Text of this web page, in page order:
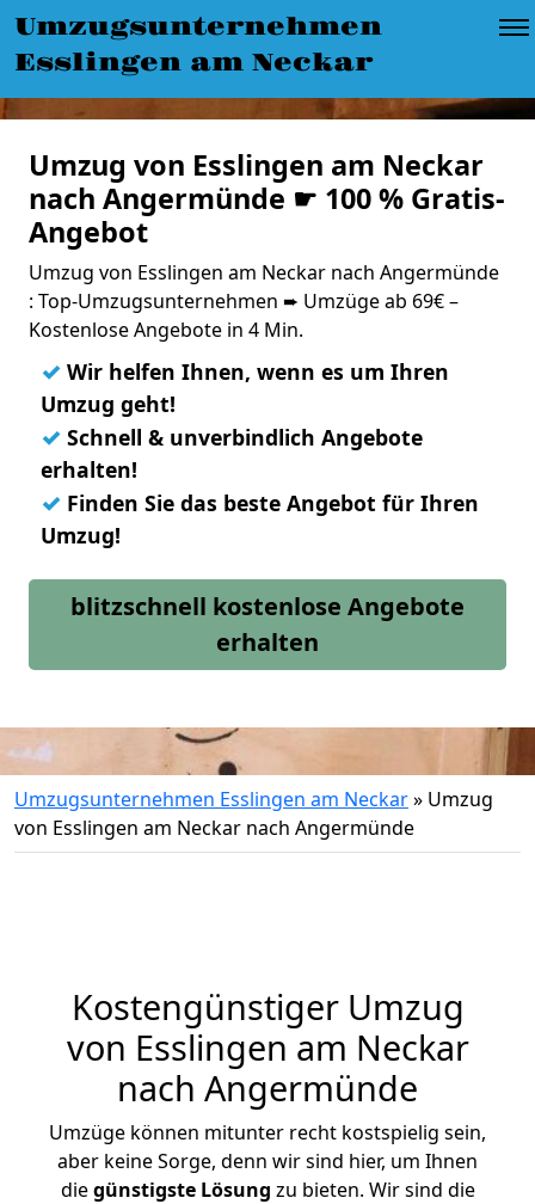
Umzugsunternehmen
Esslingen am Neckar
Umzug von Esslingen am Neckar
nach Angermünde ☛ 100 % Gratis-
Angebot
Umzug von Esslingen am Neckar nach Angermünde
: Top-Umzugsunternehmen ➨ Umzüge ab 69€ –
Kostenlose Angebote in 4 Min.
✓ Wir helfen Ihnen, wenn es um Ihren
Umzug geht!
✓ Schnell & unverbindlich Angebote
erhalten!
✓ Finden Sie das beste Angebot für Ihren
Umzug!
blitzschnell kostenlose Angebote
erhalten
Umzugsunternehmen Esslingen am Neckar» Umzug
von Esslingen am Neckar nach Angermünde
Kostengünstiger Umzug
von Esslingen am Neckar
nach Angermünde
Umzüge können mitunter recht kostspielig sein,
aber keine Sorge, denn wir sind hier, um Ihnen
diegünstigste Lösung zu bieten. Wir sind die